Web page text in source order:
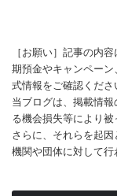
［お願い］記事の内
期預金やキャンペー
式情報をご確認くださ
当ブログは、掲載情
る機会損失等により被
さらに、それらを起
機関や団体に対して行